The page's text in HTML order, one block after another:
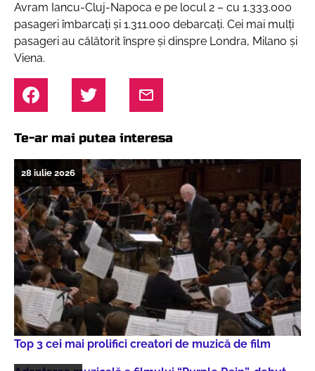
Avram Iancu-Cluj-Napoca e pe locul 2 – cu 1.333.000
pasageri îmbarcaţi şi 1.311.000 debarcaţi. Cei mai mulți
pasageri au călătorit înspre și dinspre Londra, Milano și
Viena.
Te-ar mai putea interesa
Top 3 cei mai prolifici creatori de muzică de film
28 iulie 2026